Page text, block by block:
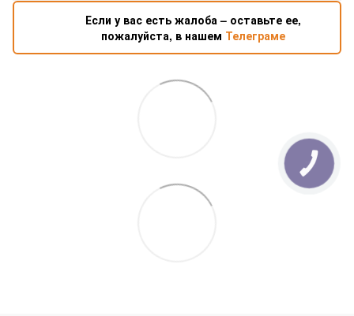
Если у вас есть жалоба – оставьте ее,
пожалуйста, в нашем Телеграме